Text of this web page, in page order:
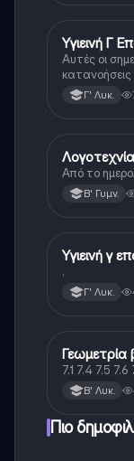
Άλλα
Υγιεινή Γ
Αυτές οι
Γ' Λυκ.
Άλλα
Από το
Β' Γυμν.
Άλλα
Υγιεινή γ
.
Γ' Λυκ.
Άλλα
Γεωμετρία
7.1 7.4 7.5 7.6
Β' Λυκ.
Πιο